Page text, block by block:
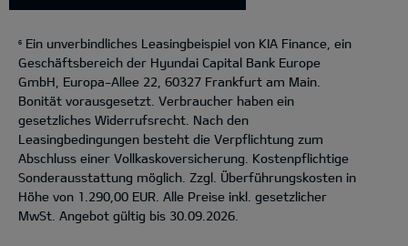
6
Ein unverbindliches Leasingbeispiel von KIA Finance, ein
Geschäftsbereich der Hyundai Capital Bank Europe
GmbH, Europa-Allee 22, 60327 Frankfurt am Main.
Bonität vorausgesetzt. Verbraucher haben ein
gesetzliches Widerrufsrecht. Nach den
Leasingbedingungen besteht die Verpflichtung zum
Abschluss einer Vollkaskoversicherung. Kostenpflichtige
Sonderausstattung möglich. Zzgl. Überführungskosten in
Höhe von 1.290,00 EUR. Alle Preise inkl. gesetzlicher
MwSt. Angebot gültig bis 30.09.2026.